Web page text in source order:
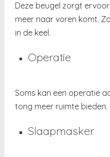
Deze beugel zorgt
meer naar voren komt.
in de keel.
Operatie
Soms kan een operatie
tong meer ruimte bieden.
Slaapmasker